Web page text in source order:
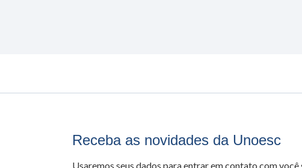
Receba as novidades da Unoesc
Usaremos seus dados para entrar em contato com